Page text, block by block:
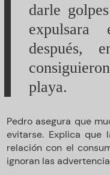
darle
después,
playa.
Pedro asegura que
evitarse. Explica que
relación con el
ignoran las